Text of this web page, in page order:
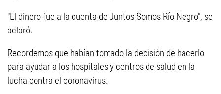
"El dinero fue a la cuenta de Juntos Somos Río Negro", se
aclaró.
Recordemos que habían tomado la decisión de hacerlo
para ayudar a los hospitales y centros de salud en la
lucha contra el coronavirus.